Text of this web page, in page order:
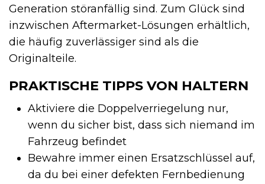
Generation störanfällig sind. Zum Glück sind
inzwischen Aftermarket-Lösungen erhältlich,
die häufig zuverlässiger sind als die
Originalteile.
PRAKTISCHE TIPPS VON HALTERN
Aktiviere die Doppelverriegelung nur,
wenn du sicher bist, dass sich niemand im
Fahrzeug befindet
Bewahre immer einen Ersatzschlüssel auf,
da du bei einer defekten Fernbedienung